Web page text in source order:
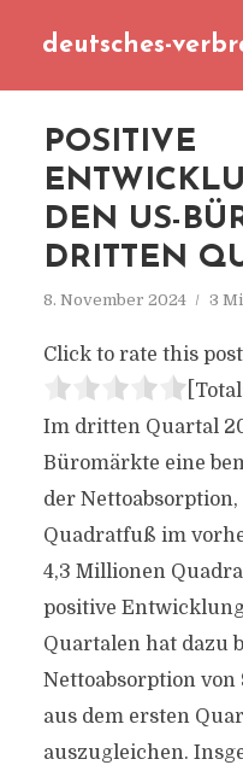
deutsches-
POSITIVE
DEN US-
DRITTEN
8. November 2024 3
Click to rate this
Im dritten Quartal
Büromärkte eine
der
Quadratfuß im
4,3 Millionen
positive
Quartalen hat dazu
Nettoabsorption
aus dem ersten
auszugleichen.